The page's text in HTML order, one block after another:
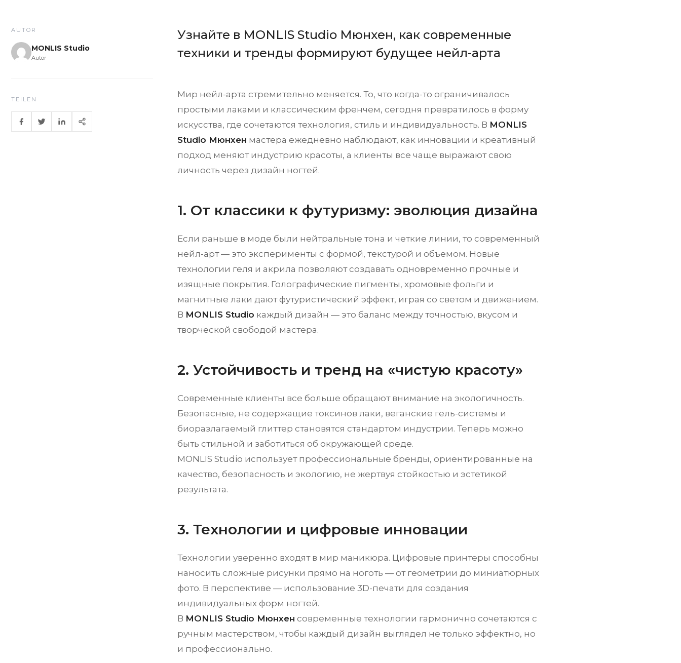
AUTOR
MONLIS Studio
Autor
TEILEN
Узнайте в MONLIS Studio Мюнхен, как современные
техники и тренды формируют будущее нейл-арта
Мир нейл-арта стремительно меняется. То, что когда-то ограничивалось
простыми лаками и классическим френчем, сегодня превратилось в форму
искусства, где сочетаются технология, стиль и индивидуальность. В MONLIS
Studio Мюнхен мастера ежедневно наблюдают, как инновации и креативный
подход меняют индустрию красоты, а клиенты все чаще выражают свою
личность через дизайн ногтей.
1. От классики к футуризму: эволюция дизайна
Если раньше в моде были нейтральные тона и четкие линии, то современный
нейл-арт — это эксперименты с формой, текстурой и объемом. Новые
технологии геля и акрила позволяют создавать одновременно прочные и
изящные покрытия. Голографические пигменты, хромовые фольги и
магнитные лаки дают футуристический эффект, играя со светом и движением.
В MONLIS Studio каждый дизайн — это баланс между точностью, вкусом и
творческой свободой мастера.
2. Устойчивость и тренд на «чистую красоту»
Современные клиенты все больше обращают внимание на экологичность.
Безопасные, не содержащие токсинов лаки, веганские гель-системы и
биоразлагаемый глиттер становятся стандартом индустрии. Теперь можно
быть стильной и заботиться об окружающей среде.
MONLIS Studio использует профессиональные бренды, ориентированные на
качество, безопасность и экологию, не жертвуя стойкостью и эстетикой
результата.
3. Технологии и цифровые инновации
Технологии уверенно входят в мир маникюра. Цифровые принтеры способны
наносить сложные рисунки прямо на ноготь — от геометрии до миниатюрных
фото. В перспективе — использование 3D-печати для создания
индивидуальных форм ногтей.
В MONLIS Studio Мюнхен современные технологии гармонично сочетаются с
ручным мастерством, чтобы каждый дизайн выглядел не только эффектно, но
и профессионально.